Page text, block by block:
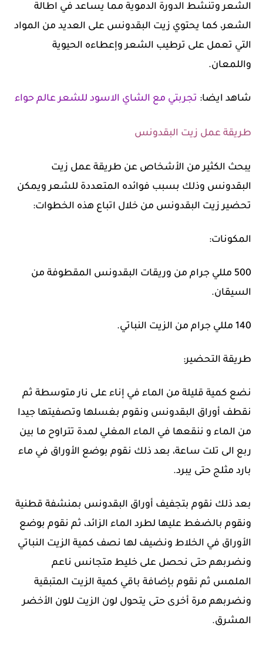
الشعر وتنشط الدورة الدموية مما يساعد في اطالة
الشعر، كما يحتوي زيت البقدونس على العديد من المواد
التي تعمل على ترطيب الشعر وإعطاءه الحيوية
واللمعان.
شاهد ايضا: تجربتي مع الشاي الاسود للشعر عالم حواء
طريقة عمل زيت البقدونس
يبحث الكثير من الأشخاص عن طريقة عمل زيت
البقدونس وذلك بسبب فوائده المتعددة للشعر ويمكن
تحضير زيت البقدونس من خلال اتباع هذه الخطوات:
المكونات:
500 مللي جرام من وريقات البقدونس المقطوفة من
السيقان.
140 مللي جرام من الزيت النباتي.
طريقة التحضير:
نضع كمية قليلة من الماء في إناء على نار متوسطة ثم
نقطف أوراق البقدونس ونقوم بغسلها وتصفيتها جيدا
من الماء و ننقعها في الماء المغلي لمدة تتراوح ما بين
ربع الى تلت ساعة، بعد ذلك نقوم بوضع الأوراق في ماء
بارد مثلج حتى يبرد.
بعد ذلك نقوم بتجفيف أوراق البقدونس بمنشفة قطنية
ونقوم بالضغط عليها لطرد الماء الزائد، ثم نقوم بوضع
الأوراق في الخلاط ونضيف لها نصف كمية الزيت النباتي
ونضربهم حتى نحصل على خليط متجانس ناعم
الملمس ثم نقوم بإضافة باقي كمية الزيت المتبقية
ونضربهم مرة أخرى حتى يتحول لون الزيت للون الأخضر
المشرق.